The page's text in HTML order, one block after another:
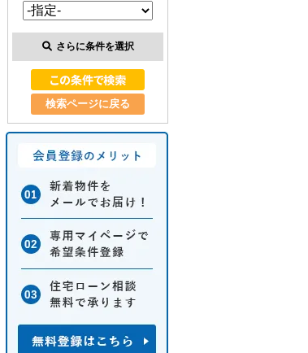
さらに条件を選択
検索ページに戻る